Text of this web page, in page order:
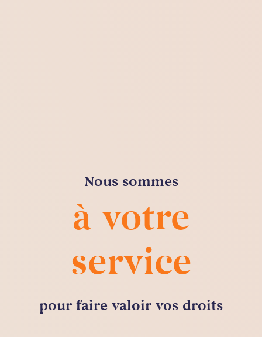
Nous sommes
à votre
service
pour faire valoir vos droits